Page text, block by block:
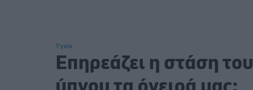
Υγεία
Επηρεάζει η στάση του